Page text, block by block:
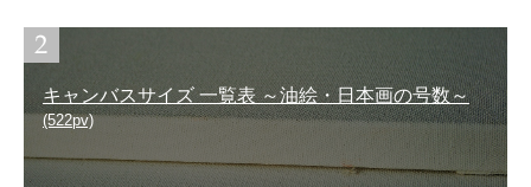
キャンバスサイズ 一覧表 ～油絵・日本画の号数～
(522pv)